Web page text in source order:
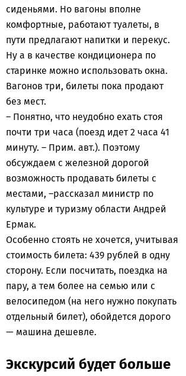
сиденьями. Но вагоны вполне
комфортные, работают туалеты, в
пути предлагают напитки и перекус.
Ну а в качестве кондиционера по
старинке можно использовать окна.
Вагонов три, билеты пока продают
без мест.
– Понятно, что неудобно ехать стоя
почти три часа (поезд идет 2 часа 41
минуту. – Прим. авт.). Поэтому
обсуждаем с железной дорогой
возможность продавать билеты с
местами, –рассказал министр по
культуре и туризму области Андрей
Ермак.
Особенно стоять не хочется, учитывая
стоимость билета: 439 рублей в одну
сторону. Если посчитать, поездка на
пару, а тем более на семью или с
велосипедом (на него нужно покупать
отдельный билет), обойдется дорого
— машина дешевле.
Экскурсий будет больше